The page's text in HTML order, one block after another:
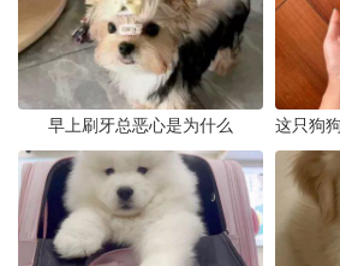
早上刷牙总恶心是为什么